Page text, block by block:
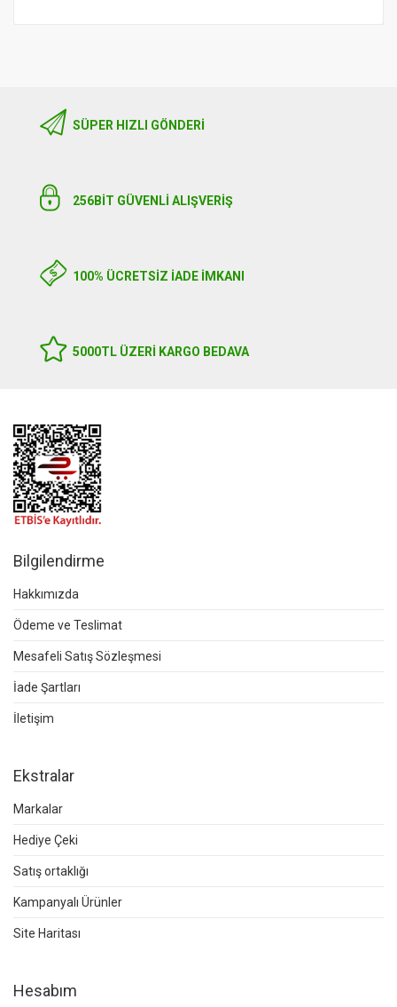
SÜPER HIZLI GÖNDERI
256BIT GÜVENLİ ALIŞVERİŞ
100% ÜCRETSİZ İADE İMKANI
5000TL ÜZERI KARGO BEDAVA
Bilgilendirme
Hakkımızda
Ödeme ve Teslimat
Mesafeli Satış Sözleşmesi
İade Şartları
İletişim
Ekstralar
Markalar
Hediye Çeki
Satış ortaklığı
Kampanyalı Ürünler
Site Haritası
Hesabım